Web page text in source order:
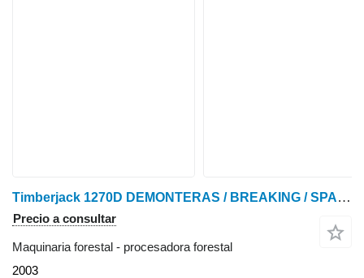
Timberjack 1270D DEMONTERAS / BREAKING / SPARE PARTS
Precio a consultar
Maquinaria forestal - procesadora forestal
2003